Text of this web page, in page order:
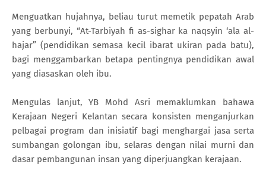
Menguatkan hujahnya, beliau turut memetik pepatah Arab
yang berbunyi, “At-Tarbiyah fi as-sighar ka naqsyin ‘ala al-
hajar” (pendidikan semasa kecil ibarat ukiran pada batu),
bagi menggambarkan betapa pentingnya pendidikan awal
yang diasaskan oleh ibu.
Mengulas lanjut, YB Mohd Asri memaklumkan bahawa
Kerajaan Negeri Kelantan secara konsisten menganjurkan
pelbagai program dan inisiatif bagi menghargai jasa serta
sumbangan golongan ibu, selaras dengan nilai murni dan
dasar pembangunan insan yang diperjuangkan kerajaan.